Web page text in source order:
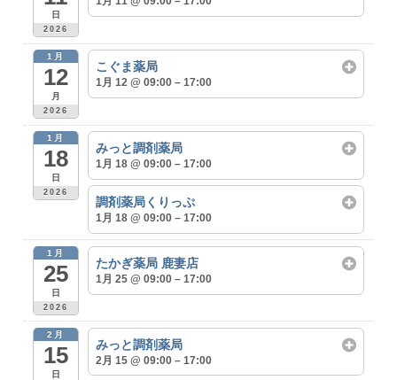
日
2026
1月
12
月
2026
こぐま薬局
1月 12 @ 09:00 – 17:00
1月
18
日
2026
みっと調剤薬局
1月 18 @ 09:00 – 17:00
調剤薬局くりっぷ
1月 18 @ 09:00 – 17:00
1月
25
日
2026
たかぎ薬局 鹿妻店
1月 25 @ 09:00 – 17:00
2月
15
日
みっと調剤薬局
2月 15 @ 09:00 – 17:00